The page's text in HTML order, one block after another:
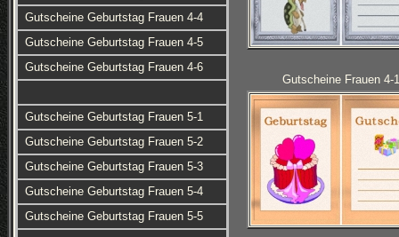
Gutscheine Geburtstag Frauen 4-4
Gutscheine Geburtstag Frauen 4-5
Gutscheine Geburtstag Frauen 4-6
Gutscheine Geburtstag Frauen 5-1
Gutscheine Geburtstag Frauen 5-2
Gutscheine Geburtstag Frauen 5-3
Gutscheine Geburtstag Frauen 5-4
Gutscheine Geburtstag Frauen 5-5
Gutscheine Frauen 4-1